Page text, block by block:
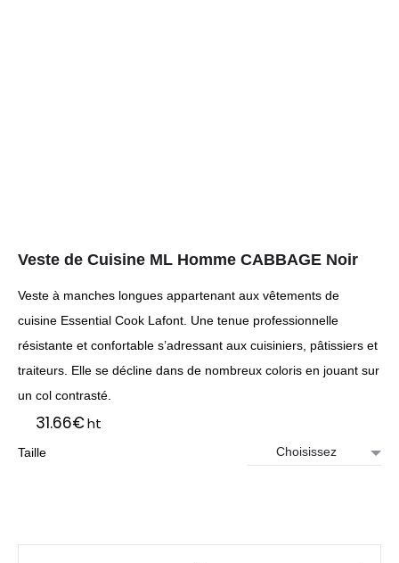
Veste de Cuisine ML Homme CABBAGE Noir
Veste à manches longues appartenant aux vêtements de
cuisine Essential Cook Lafont. Une tenue professionnelle
résistante et confortable s’adressant aux cuisiniers, pâtissiers et
traiteurs. Elle se décline dans de nombreux coloris en jouant sur
un col contrasté.
31.66€ht
Taille